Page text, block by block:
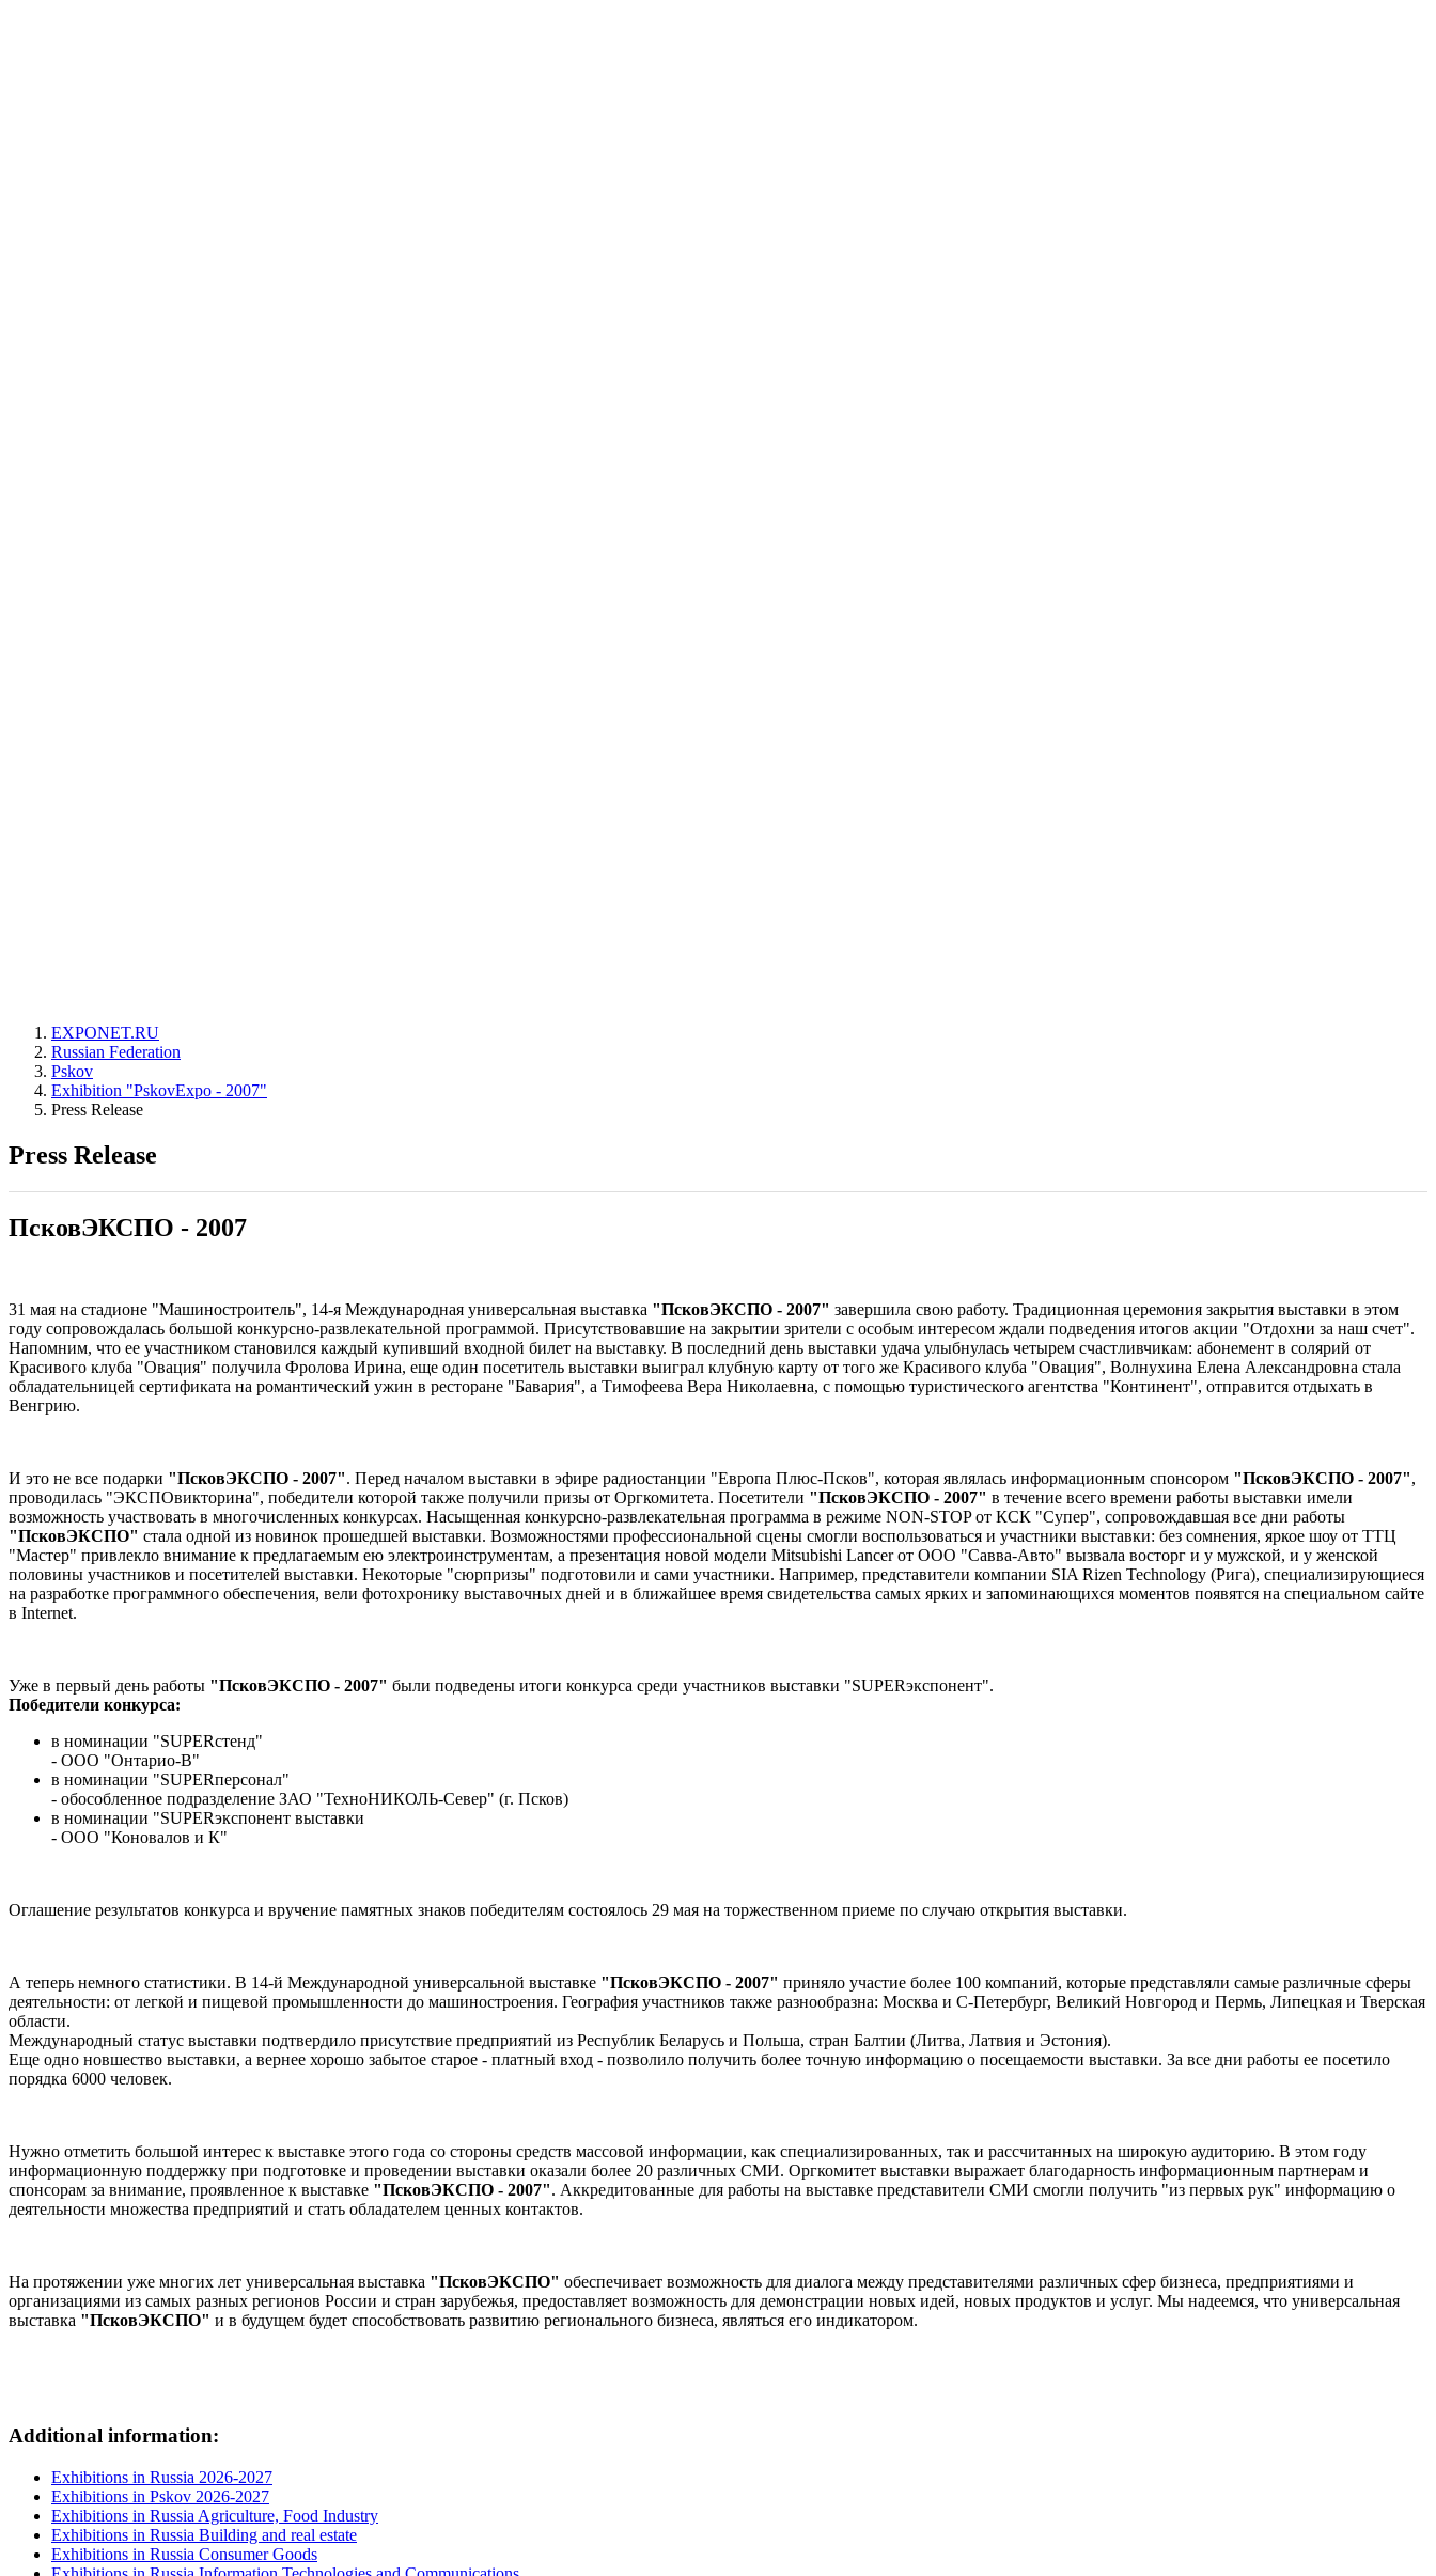
EXPONET.RU
Russian Federation
Pskov
Exhibition "PskovExpo - 2007"
Press Release
Press Release
ПсковЭКСПО - 2007
31 мая на стадионе "Машиностроитель", 14-я Международная универсальная выставка "ПсковЭКСПО - 2007" завершила свою работу. Традиционная церемония закрытия выставки в этом
году сопровождалась большой конкурсно-развлекательной программой. Присутствовавшие на закрытии зрители с особым интересом ждали подведения итогов акции "Отдохни за наш счет".
Напомним, что ее участником становился каждый купивший входной билет на выставку. В последний день выставки удача улыбнулась четырем счастливчикам: абонемент в солярий от
Красивого клуба "Овация" получила Фролова Ирина, еще один посетитель выставки выиграл клубную карту от того же Красивого клуба "Овация", Волнухина Елена Александровна стала
обладательницей сертификата на романтический ужин в ресторане "Бавария", а Тимофеева Вера Николаевна, с помощью туристического агентства "Континент", отправится отдыхать в
Венгрию.
И это не все подарки "ПсковЭКСПО - 2007". Перед началом выставки в эфире радиостанции "Европа Плюс-Псков", которая являлась информационным спонсором "ПсковЭКСПО - 2007",
проводилась "ЭКСПОвикторина", победители которой также получили призы от Оргкомитета. Посетители "ПсковЭКСПО - 2007" в течение всего времени работы выставки имели
возможность участвовать в многочисленных конкурсах. Насыщенная конкурсно-развлекательная программа в режиме NON-STOP от КСК "Супер", сопровождавшая все дни работы
"ПсковЭКСПО" стала одной из новинок прошедшей выставки. Возможностями профессиональной сцены смогли воспользоваться и участники выставки: без сомнения, яркое шоу от ТТЦ
"Мастер" привлекло внимание к предлагаемым ею электроинструментам, а презентация новой модели Mitsubishi Lancer от ООО "Савва-Авто" вызвала восторг и у мужской, и у женской
половины участников и посетителей выставки. Некоторые "сюрпризы" подготовили и сами участники. Например, представители компании SIA Rizen Technology (Рига), специализирующиеся
на разработке программного обеспечения, вели фотохронику выставочных дней и в ближайшее время свидетельства самых ярких и запоминающихся моментов появятся на специальном сайте
в Internet.
Уже в первый день работы "ПсковЭКСПО - 2007" были подведены итоги конкурса среди участников выставки "SUPERэкспонент".
Победители конкурса:
в номинации "SUPERстенд"
- ООО "Онтарио-В"
в номинации "SUPERперсонал"
- обособленное подразделение ЗАО "ТехноНИКОЛЬ-Север" (г. Псков)
в номинации "SUPERэкспонент выставки
- ООО "Коновалов и К"
Оглашение результатов конкурса и вручение памятных знаков победителям состоялось 29 мая на торжественном приеме по случаю открытия выставки.
А теперь немного статистики. В 14-й Международной универсальной выставке "ПсковЭКСПО - 2007" приняло участие более 100 компаний, которые представляли самые различные сферы
деятельности: от легкой и пищевой промышленности до машиностроения. География участников также разнообразна: Москва и С-Петербург, Великий Новгород и Пермь, Липецкая и Тверская
области.
Международный статус выставки подтвердило присутствие предприятий из Республик Беларусь и Польша, стран Балтии (Литва, Латвия и Эстония).
Еще одно новшество выставки, а вернее хорошо забытое старое - платный вход - позволило получить более точную информацию о посещаемости выставки. За все дни работы ее посетило
порядка 6000 человек.
Нужно отметить большой интерес к выставке этого года со стороны средств массовой информации, как специализированных, так и рассчитанных на широкую аудиторию. В этом году
информационную поддержку при подготовке и проведении выставки оказали более 20 различных СМИ. Оргкомитет выставки выражает благодарность информационным партнерам и
спонсорам за внимание, проявленное к выставке "ПсковЭКСПО - 2007". Аккредитованные для работы на выставке представители СМИ смогли получить "из первых рук" информацию о
деятельности множества предприятий и стать обладателем ценных контактов.
На протяжении уже многих лет универсальная выставка "ПсковЭКСПО" обеспечивает возможность для диалога между представителями различных сфер бизнеса, предприятиями и
организациями из самых разных регионов России и стран зарубежья, предоставляет возможность для демонстрации новых идей, новых продуктов и услуг. Мы надеемся, что универсальная
выставка "ПсковЭКСПО" и в будущем будет способствовать развитию регионального бизнеса, являться его индикатором.
Additional information:
Exhibitions in Russia 2026-2027
Exhibitions in Pskov 2026-2027
Exhibitions in Russia Agriculture, Food Industry
Exhibitions in Russia Building and real estate
Exhibitions in Russia Consumer Goods